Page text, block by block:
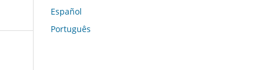
Español
Português